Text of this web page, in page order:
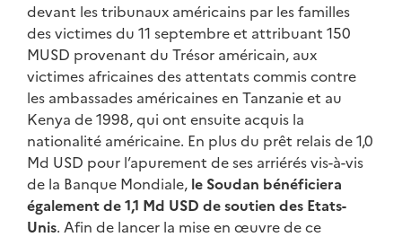
devant les tribunaux américains par les familles
des victimes du 11 septembre et attribuant 150
MUSD provenant du Trésor américain, aux
victimes africaines des attentats commis contre
les ambassades américaines en Tanzanie et au
Kenya de 1998, qui ont ensuite acquis la
nationalité américaine. En plus du prêt relais de 1,0
Md USD pour l’apurement de ses arriérés vis-à-vis
de la Banque Mondiale, le Soudan bénéficiera
également de 1,1 Md USD de soutien des Etats-
Unis. Afin de lancer la mise en œuvre de ce